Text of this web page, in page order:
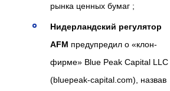
рынка ценных бумаг ;
Нидерландский регулятор
AFM предупредил о «клон-
фирме» Blue Peak Capital LLC
(bluepeak-capital.com), назвав